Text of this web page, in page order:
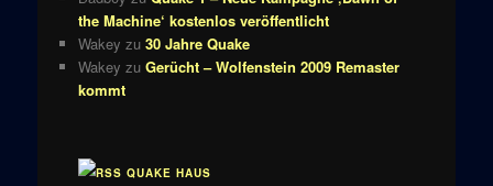
the Machine‘ kostenlos veröffentlicht
Wakey zu 30 Jahre Quake
Wakey zu Gerücht – Wolfenstein 2009 Remaster
kommt
QUAKE HAUS